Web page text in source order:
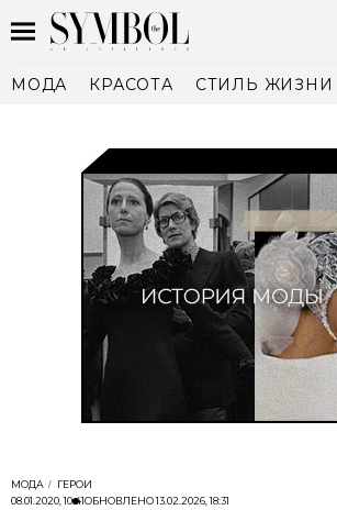
МОДА КРАСОТА СТИЛЬ ЖИЗНИ
МОДА
ГЕРОИ
08.01.2020, 10:41ОБНОВЛЕНО13.02.2026, 18:31